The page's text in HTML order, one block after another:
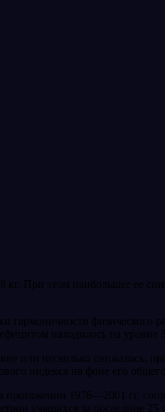
При этом наибольшее ее
физического
находилось на уровне
или несколько снижалась,
индекса на фоне его
протяжении 1976—2001 гг.
учащихся за последние 25